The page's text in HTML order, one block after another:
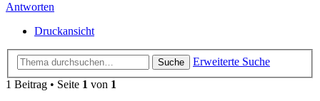
Antworten
Druckansicht
Suche
Erweiterte Suche
1 Beitrag • Seite 1 von 1